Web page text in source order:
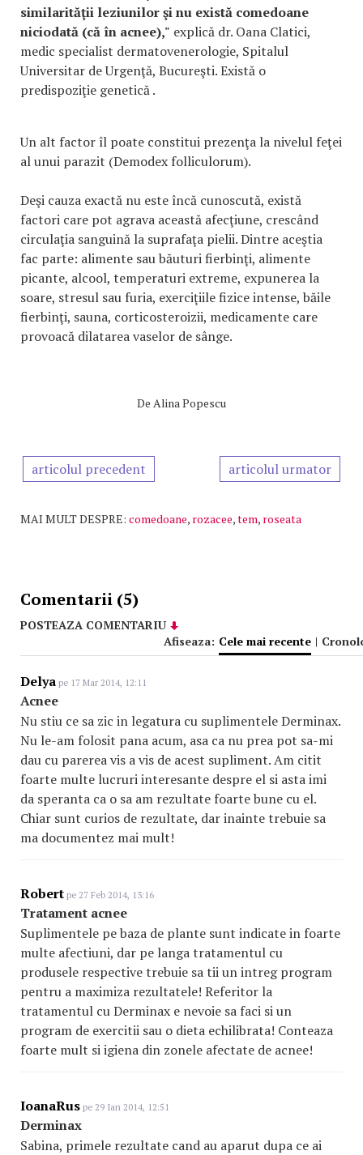
similarităţii leziunilor şi nu există comedoane
niciodată (că în acnee)," explică dr. Oana Clatici,
medic specialist dermatovenerologie, Spitalul
Universitar de Urgenţă, Bucureşti. Există o
predispoziţie genetică .
Un alt factor îl poate constitui prezenţa la nivelul feţei
al unui parazit (Demodex folliculorum).
Deşi cauza exactă nu este încă cunoscută, există
factori care pot agrava această afecţiune, crescând
circulaţia sanguină la suprafaţa pielii. Dintre aceştia
fac parte: alimente sau băuturi fierbinţi, alimente
picante, alcool, temperaturi extreme, expunerea la
soare, stresul sau furia, exerciţiile fizice intense, băile
fierbinţi, sauna, corticosteroizii, medicamente care
provoacă dilatarea vaselor de sânge.
De Alina Popescu
articolul precedent articolul urmator
MAI MULT DESPRE: comedoane, rozacee,tem, roseata
Comentarii (5)
POSTEAZA COMENTARIU
Afiseaza: Cele mai recente |
Delya pe 17 Mar 2014, 12:11
Acnee
Nu stiu ce sa zic in legatura cu suplimentele Derminax.
Nu le-am folosit pana acum, asa ca nu prea pot sa-mi
dau cu parerea vis a vis de acest supliment. Am citit
foarte multe lucruri interesante despre el si asta imi
da speranta ca o sa am rezultate foarte bune cu el.
Chiar sunt curios de rezultate, dar inainte trebuie sa
ma documentez mai mult!
Robert pe 27 Feb 2014, 13:16
Tratament acnee
Suplimentele pe baza de plante sunt indicate in foarte
multe afectiuni, dar pe langa tratamentul cu
produsele respective trebuie sa tii un intreg program
pentru a maximiza rezultatele! Referitor la
tratamentul cu Derminax e nevoie sa faci si un
program de exercitii sau o dieta echilibrata! Conteaza
foarte mult si igiena din zonele afectate de acnee!
IoanaRus pe 29 Ian 2014, 12:51
Derminax
Sabina, primele rezultate cand au aparut dupa ce ai